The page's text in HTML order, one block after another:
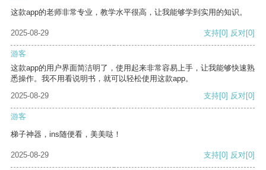
这款app的老师非常专业，教学水平很高，让我能够学到实用的知识。
2025-08-29 支持[0] 反对[0]
游客
这款app的用户界面简洁明了，使用起来非常容易上手，让我能够快速熟
悉操作。我不用看说明书，就可以轻松使用这款app。
2025-08-29
支持[0] 反对[0]
游客
梯子神器，ins随便看，美美哒！
2025-08-29 支持[0] 反对[0]